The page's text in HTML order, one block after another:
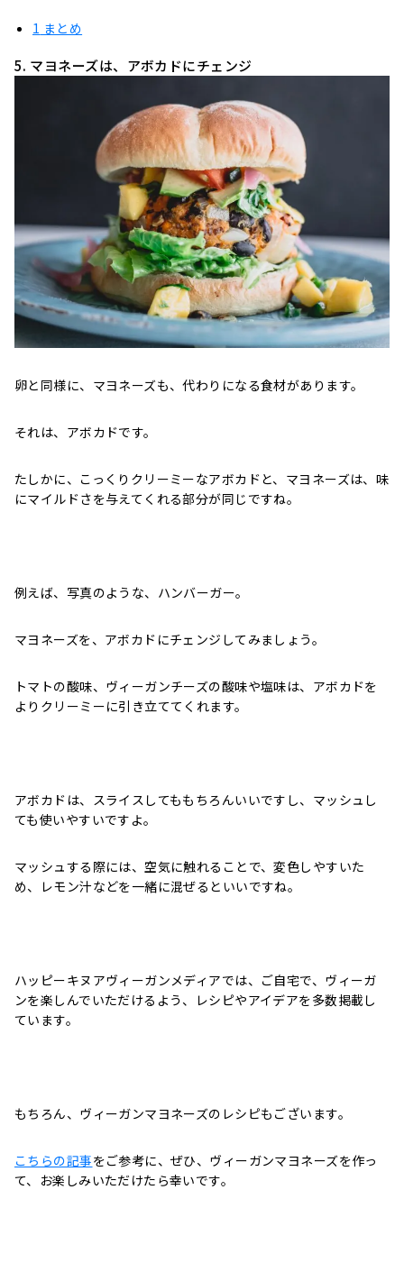
1 まとめ
5. マヨネーズは、アボカドにチェンジ
卵と同様に、マヨネーズも、代わりになる食材があります。
それは、アボカドです。
たしかに、こっくりクリーミーなアボカドと、マヨネーズは、味
にマイルドさを与えてくれる部分が同じですね。
例えば、写真のような、ハンバーガー。
マヨネーズを、アボカドにチェンジしてみましょう。
トマトの酸味、ヴィーガンチーズの酸味や塩味は、アボカドを
よりクリーミーに引き立ててくれます。
アボカドは、スライスしてももちろんいいですし、マッシュし
ても使いやすいですよ。
マッシュする際には、空気に触れることで、変色しやすいた
め、レモン汁などを一緒に混ぜるといいですね。
ハッピーキヌアヴィーガンメディアでは、ご自宅で、ヴィーガ
ンを楽しんでいただけるよう、レシピやアイデアを多数掲載し
ています。
もちろん、ヴィーガンマヨネーズのレシピもございます。
こちらの記事をご参考に、ぜひ、ヴィーガンマヨネーズを作っ
て、お楽しみいただけたら幸いです。